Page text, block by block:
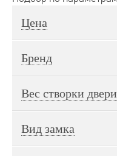
Цена
от
Бренд
VIZIT
Вес створки двери
Вид замка